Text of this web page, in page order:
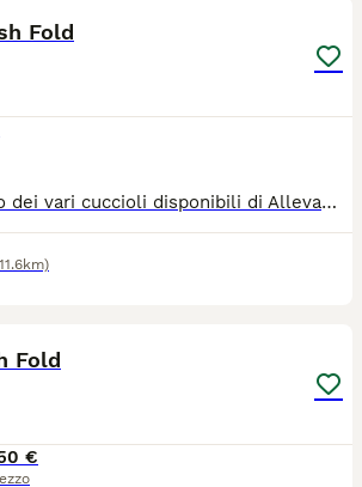
Fold
Vi presentiamo uno dei vari cuccioli disponibili di Allevamento Casa HD Von Panty 🐱 Tutti i nostri cuccioli vengono cresciuti per i primi mesi da noi affinché non raggiungono i 3 mesi d’età, momento a partire dal quale saranno pronti ad entrare a far parte della nuova famiglia. 🙋🏻‍♀️ Innamorarsi di questi cuccioli è molto facile. Per questo vi suggeriamo sempre di prenotare il cucciolo con largo anticipo. 🏠Venite a farci visita di persona presso il nostro Allevamento, sarà amore a prima vista ♥️ 💕Inoltre potremmo dialogare assieme per scoprire le vostre affinità con il cucciolo e darvi dei consigli per costruire una piacevole relazione felina. Ricordiamo che tutti i nostri cuccioli vengono ceduti con: 1) Contratto 2) libretto sanitario e Pedigree 3) Vaccinazioni e sverminazione 4) Microchip 5) Certificato di buona salute 6) Test genitori 7)Kit giochi e consigli comportamentali e alimentari per relazionarsi con il cucciolo I nostri cuccioli sono già educati al tiragraffi e all’uso della lettiera. Un animale è magia 🫶🏻 📍ci trovate a Villafranca di Verona in via Carlo Alberto, 44 oppure a Caselle di Sommacampagna in via della Pace, 12 ☎️ prendete appuntamento telefonico al 348 4095905 🛜 https://allevamentocasahdvonbaunty.com Ciao 🐾 Milena e Andrea 🐾
Fold
€